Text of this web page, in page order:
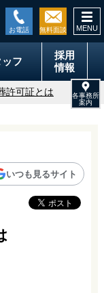
ッフ
採用
情報
許可証とは
いつも見るサイト